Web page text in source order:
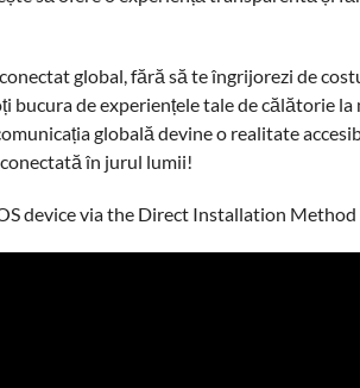
global, fără să te îngrijorezi de
bucura de experiențele tale de călătorie
globală devine o realitate
în jurul lumii!
device via the Direct Installation Method